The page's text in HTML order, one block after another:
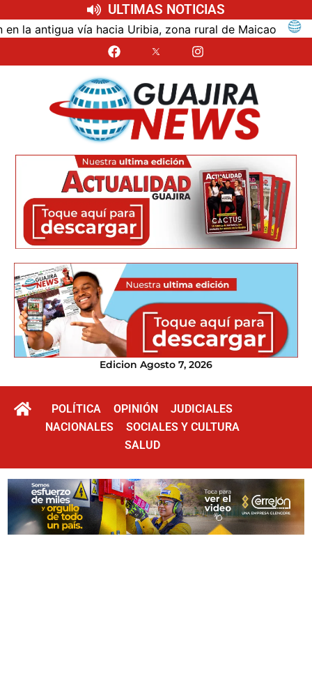
ULTIMAS NOTICIAS
vía hacia Uribia, zona rural de Maicao
Edicion Agosto 7, 2026
POLÍTICA OPINIÓN
JUDICIALES
NACIONALES
SOCIALES Y CULTURA
SALUD